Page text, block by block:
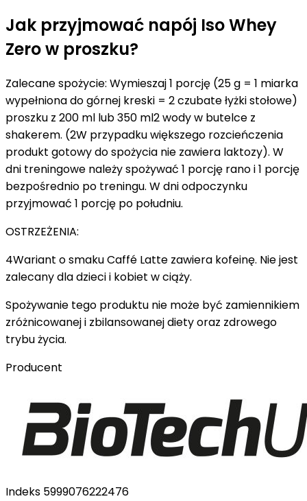
Jak przyjmować napój Iso Whey
Zero w proszku?
Zalecane spożycie: Wymieszaj 1 porcję (25 g = 1 miarka
wypełniona do górnej kreski = 2 czubate łyżki stołowe)
proszku z 200 ml lub 350 ml2 wody w butelce z
shakerem. (2W przypadku większego rozcieńczenia
produkt gotowy do spożycia nie zawiera laktozy). W
dni treningowe należy spożywać 1 porcję rano i 1 porcję
bezpośrednio po treningu. W dni odpoczynku
przyjmować 1 porcję po południu.
OSTRZEŻENIA:
4Wariant o smaku Caffé Latte zawiera kofeinę. Nie jest
zalecany dla dzieci i kobiet w ciąży.
Spożywanie tego produktu nie może być zamiennikiem
zróżnicowanej i zbilansowanej diety oraz zdrowego
trybu życia.
Producent
Indeks 5999076222476